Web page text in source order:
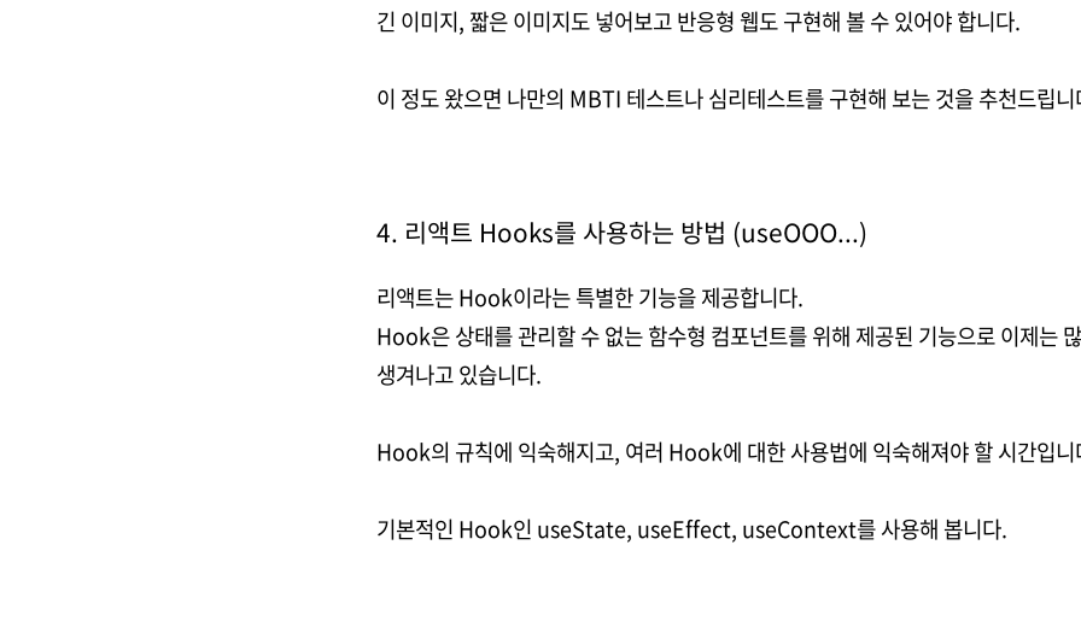
긴 이미지, 짧은 이미지도 넣어보고 반응형 웹도 구현해 볼 수 있어야 합니다.
이 정도 왔으면 나만의 MBTI 테스트나 심리테스트를 구현해 보는 것을 추천드립
4. 리액트 Hooks를 사용하는 방법 (useOOO...)
리액트는 Hook이라는 특별한 기능을 제공합니다.
Hook은 상태를 관리할 수 없는 함수형 컴포넌트를 위해 제공된 기능으로 이제는
생겨나고 있습니다.
Hook의 규칙에 익숙해지고, 여러 Hook에 대한 사용법에 익숙해져야 할 시간입
기본적인 Hook인 useState, useEffect, useContext를 사용해 봅니다.